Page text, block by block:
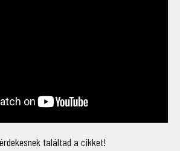
találtad a cikket!